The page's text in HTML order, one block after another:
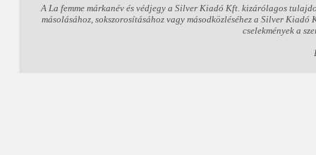
A La femme márkanév és védjegy a Silver Kiadó Kft. kizárólagos
másolásához, sokszorosításához vagy másodközléséhez a Silver
cselekmények a